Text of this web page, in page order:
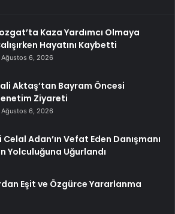
Kaza Yardımcı Olmaya
Hayatını Kaybetti
Ağustos 6, 2026
Aktaş’tan Bayram Öncesi
Ziyareti
Ağustos 6, 2026
Adan’ın Vefat Eden Danışmanı
Yolculuğuna Uğurlandı
Eşit ve Özgürce Yararlanma